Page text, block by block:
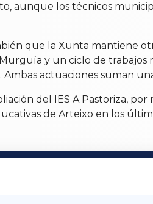
aunque los técnicos
que la Xunta mantiene
y un ciclo de trabajos
actuaciones suman
del IES A Pastoriza,
de Arteixo en los